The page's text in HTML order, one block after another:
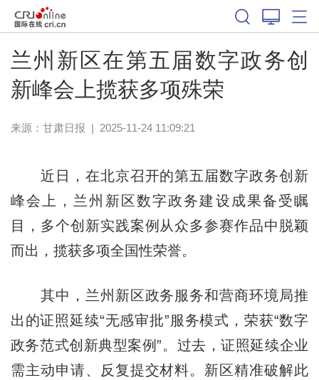
兰州新区在第五届数字政务创
新峰会上揽获多项殊荣
来源： 甘肃日报 | 2025-11-24 11:09:21
近日，在北京召开的第五届数字政务创新
峰会上，兰州新区数字政务建设成果备受瞩
目，多个创新实践案例从众多参赛作品中脱颖
而出，揽获多项全国性荣誉。
其中，兰州新区政务服务和营商环境局推
出的证照延续“无感审批”服务模式，荣获“数字
政务范式创新典型案例”。过去，证照延续企业
需主动申请、反复提交材料。新区精准破解此